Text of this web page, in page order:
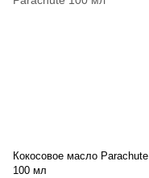
Кокосовое масло Parachute
100 мл